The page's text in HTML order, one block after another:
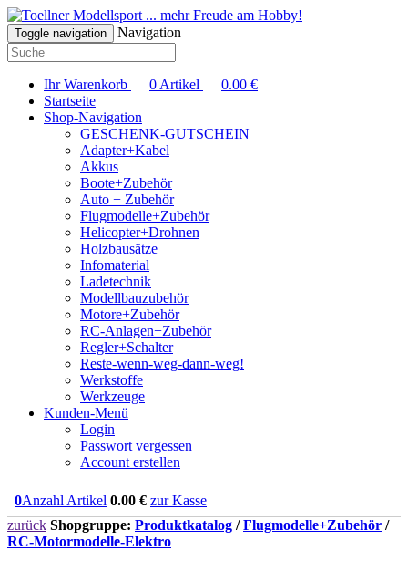
... mehr Freude am Hobby!
Toggle navigation Navigation
Ihr Warenkorb 0 Artikel 0.00 €
Startseite
Shop-Navigation
GESCHENK-GUTSCHEIN
Adapter+Kabel
Akkus
Boote+Zubehör
Auto + Zubehör
Flugmodelle+Zubehör
Helicopter+Drohnen
Holzbausätze
Infomaterial
Ladetechnik
Modellbauzubehör
Motore+Zubehör
RC-Anlagen+Zubehör
Regler+Schalter
Reste-wenn-weg-dann-weg!
Werkstoffe
Werkzeuge
Kunden-Menü
Login
Passwort vergessen
Account erstellen
0Anzahl Artikel 0.00 € zur Kasse
zurück Shopgruppe: Produktkatalog /Flugmodelle+Zubehör /
RC-Motormodelle-Elektro